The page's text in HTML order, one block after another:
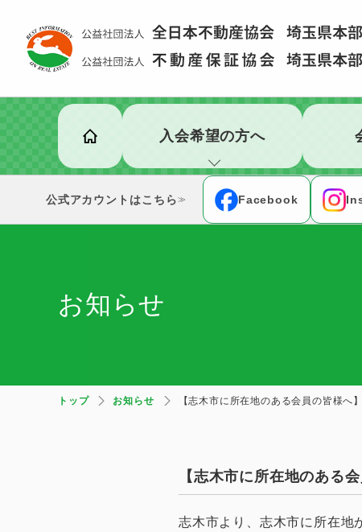
入会希望の方へ
公式アカウント ≫ Facebook
お知らせ
トップ お知らせ 【志木市に所在地のある会員の皆様へ
【志木市に所在地のある
志木市より、志木市に所在地